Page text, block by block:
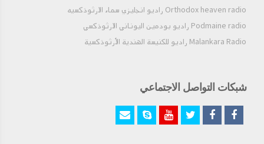
Orthodox heaven radio راديو انجليزي سماء الارثوذكسيه
Podmaine radio راديو بودمين اليوناني الارثوذكسي
Malankara Radio راديو للكنيسة الهندية الأرثوذكسية
شبكات التواصل الاجتماعي